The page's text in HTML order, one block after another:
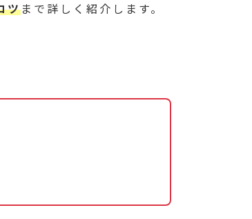
ツまで詳しく紹介します。